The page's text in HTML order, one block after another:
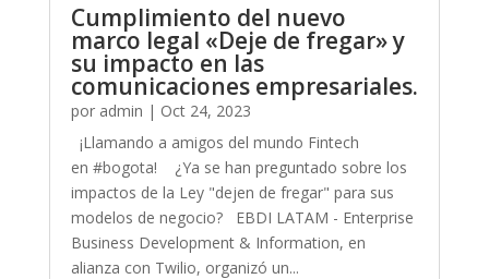
Cumplimiento del nuevo
marco legal «Deje de fregar» y
su impacto en las
comunicaciones empresariales.
por admin | Oct 24, 2023
¡Llamando a amigos del mundo Fintech
en #bogota! ¿Ya se han preguntado sobre los
impactos de la Ley "dejen de fregar" para sus
modelos de negocio? EBDI LATAM - Enterprise
Business Development & Information, en
alianza con Twilio, organizó un...